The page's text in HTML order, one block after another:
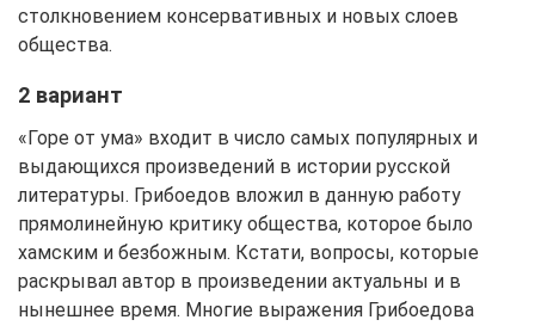
столкновением консервативных и новых слоев
общества.
2 вариант
«Горе от ума» входит в число самых популярных и
выдающихся произведений в истории русской
литературы. Грибоедов вложил в данную работу
прямолинейную критику общества, которое было
хамским и безбожным. Кстати, вопросы, которые
раскрывал автор в произведении актуальны и в
нынешнее время. Многие выражения Грибоедова